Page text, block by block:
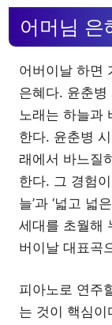
어머님 은
어버이날 하면
은혜다. 윤춘병
노래는 하늘과
한다. 윤춘병
래에서 바느질
한다. 그 경험
늘’과 ‘넓고 넓
세대를 초월해
버이날 대표곡
피아노로 연주
는 것이 핵심